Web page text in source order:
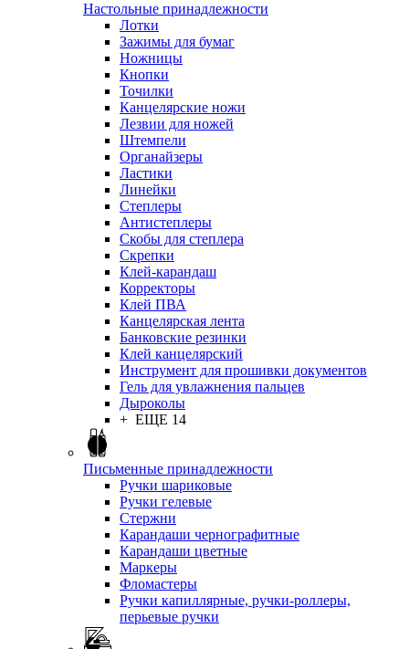
Настольные принадлежности
Лотки
Зажимы для бумаг
Ножницы
Кнопки
Точилки
Канцелярские ножи
Лезвии для ножей
Штемпели
Органайзеры
Ластики
Линейки
Степлеры
Антистеплеры
Скобы для степлера
Скрепки
Клей-карандаш
Корректоры
Клей ПВА
Канцелярская лента
Банковские резинки
Клей канцелярский
Инструмент для прошивки документов
Гель для увлажнения пальцев
Дыроколы
+ ЕЩЕ 14
Письменные принадлежности
Ручки шариковые
Ручки гелевые
Стержни
Карандаши чернографитные
Карандаши цветные
Маркеры
Фломастеры
Ручки капиллярные, ручки-роллеры,
перьевые ручки